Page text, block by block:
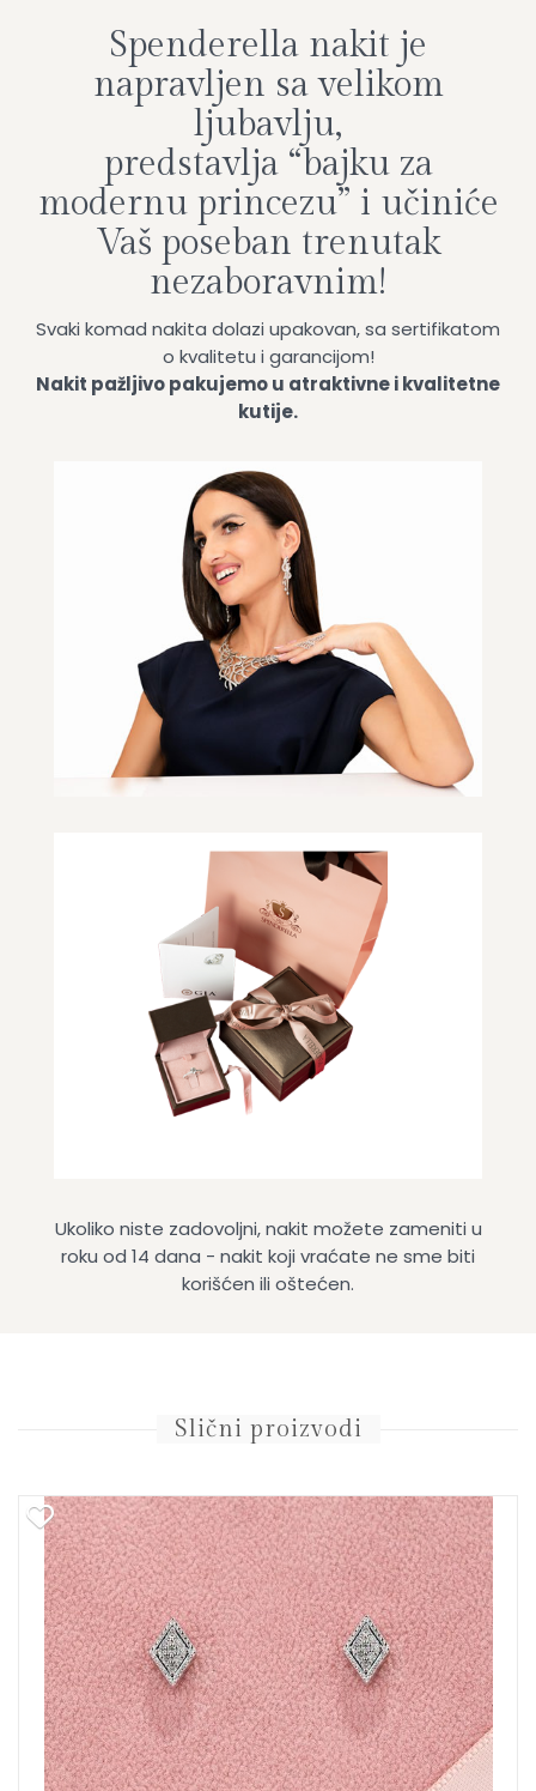
Spenderella nakit je
napravljen sa velikom
ljubavlju,
predstavlja “bajku za
modernu princezu” i učiniće
Vaš poseban trenutak
nezaboravnim!
Svaki komad nakita dolazi upakovan, sa sertifikatom
o kvalitetu i garancijom!
Nakit pažljivo pakujemo u atraktivne i kvalitetne
kutije.
Ukoliko niste zadovoljni, nakit možete zameniti u
roku od 14 dana - nakit koji vraćate ne sme biti
korišćen ili oštećen.
Slični proizvodi